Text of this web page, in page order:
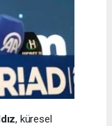
, küresel